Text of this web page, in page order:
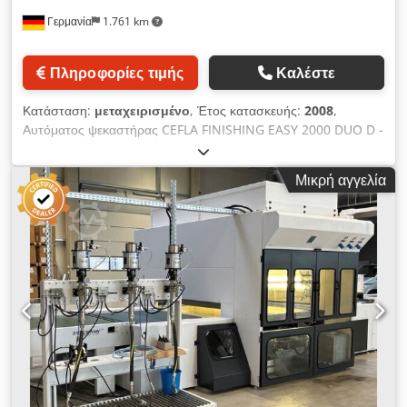
τακτική συντήρηση και επισκευή του μηχανήματος. Για
Γερμανία 1.761 km
Πληροφορίες τιμής Καλέστε
Κατάσταση: μεταχειρισμένο, Έτος κατασκευής: 2008,
Αυτόματος ψεκαστήρας CEFLA FINISHING EASY 2000 DUO D -
Κατασκευαστής: Cefla - Τύπος: EASY-DUO - Έτος κατασκευής:
2008 - Πλάτος εργασίας: 1300 mm - Πλευρά χειρισμού:
αριστερά - Τιμή για ανακατασκευασμένο μηχάνημα - Τρέχουσα
κατάσταση: μη ανακατασκευασμένο μηχάνημα - Μηχανισμός
κίνησης πιστολιών σε έκδοση Duo - Ξηρή αναρρόφηση -
Απόδοση απαγωγής αέρα: 12.000 m³/h - Σύστημα μεταφοράς
με ταινία - Ρύθμιση ταχύτητας προώθησης συνεχής: 2 - 8
m/min - Καθαρισμός ταινίας με σύστημα κυλίνδρων - Με
σύστημα ανάκτησης χρώματος - Εγκατεστημένοι κύκλοι
χρώματος: 2 τεμ. - Αριθμός εγκατεστημένων ψεκαστήρων: 4
τεμ. Dcedpfx Agjzf N N Nskjk - Τύπος ψεκαστήρων: Kremlin
AVX - Σύστημα ψεκασμού Airmix - Ρυθμιζόμενο ύψος
ψεκαστήρων - Αριθμός αντλιών χρώματος: 1 τεμ. -
Κατασκευαστής αντλίας: Kremlin 16-120 - Φίλτρο αέρα
Μικρή αγγελία